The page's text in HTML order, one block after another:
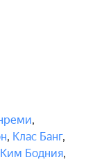
,
, Клас Банг,
Ким Бодния,